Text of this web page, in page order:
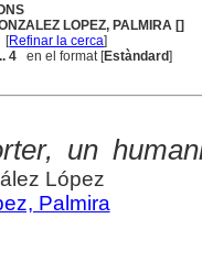
LOPEZ, PALMIRA []
[Refinar la cerca]
4 en el format [Estàndard]
un
López
Palmira